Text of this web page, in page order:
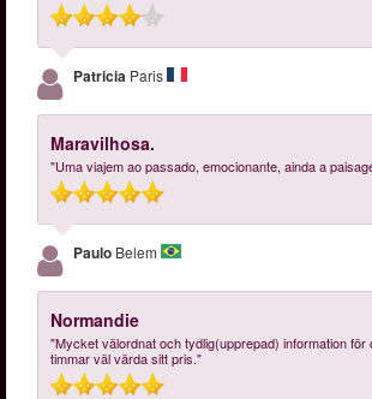
Patricia Paris
Maravilhosa.
"Uma viajem ao passado, emocionante, ainda a
Paulo Belem
Normandie
"Mycket välordnat och tydlig(upprepad) information
timmar väl värda sitt pris."